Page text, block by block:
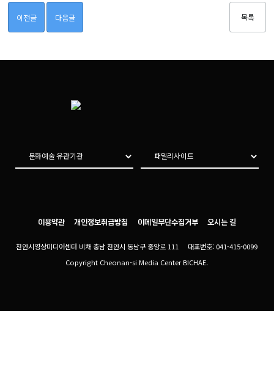
이전글 다음글 목록
이용약관 개인정보취급방침 이메일무단수집거부 오시는 길
천안시영상미디어센터 비채 충남 천안시 동남구 중앙로 111 대표번호: 041-415-0099
Copyright Cheonan-si Media Center BICHAE.